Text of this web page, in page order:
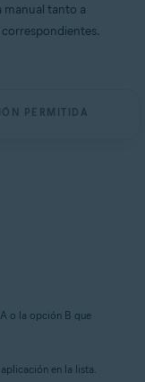
manual tanto a
PERMITIDA
o la opción B que
en la lista.